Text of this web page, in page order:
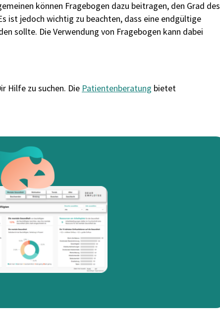
können Fragebogen dazu beitragen, den Grad des
ist jedoch wichtig zu beachten, dass eine endgültige
sollte. Die Verwendung von Fragebogen kann dabei
Hilfe zu suchen. Die Patientenberatung bietet